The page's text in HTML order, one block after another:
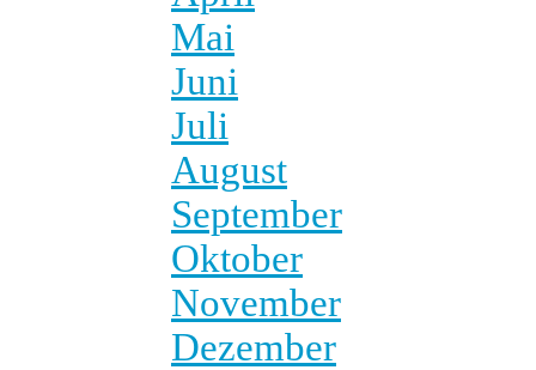
Mai
Juni
Juli
August
September
Oktober
November
Dezember